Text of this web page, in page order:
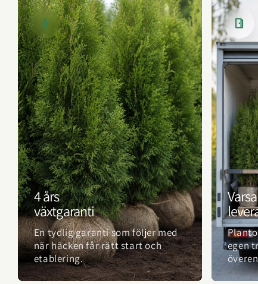
4 års
växtgaranti
En tydlig garanti som följer med
när häcken får rätt start och
etablering.
egen